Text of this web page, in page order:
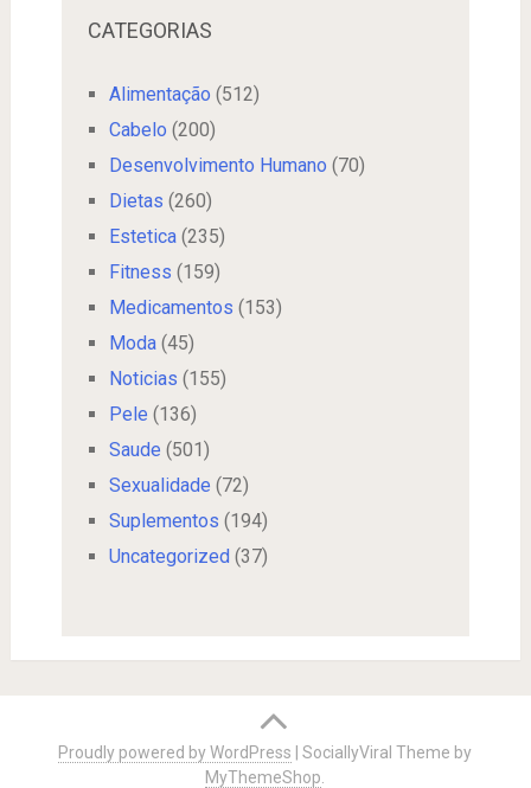
CATEGORIAS
Alimentação (512)
Cabelo (200)
Desenvolvimento Humano (70)
Dietas (260)
Estetica(235)
Fitness (159)
Medicamentos (153)
Moda(45)
Noticias (155)
Pele (136)
Saude (501)
Sexualidade (72)
Suplementos (194)
Uncategorized (37)
Proudly powered by WordPress |SociallyViral Theme by
MyThemeShop